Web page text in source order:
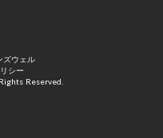
ズウェル
シー
Reserved.